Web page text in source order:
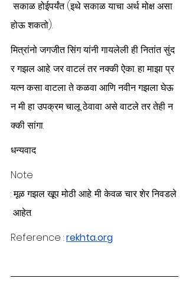
सकाळ होईपर्यंत (इथे सकाळ याचा अर्थ मोक्ष असा
होऊ शकतो).
मित्रांनो जगजीत सिंग यांनी गायलेली ही नितांत सुंद
र गझल आहे. जर वाटलं तर नक्की ऐका. हा माझा प्र
यत्न कसा वाटला ते कळवा आणि नवीन गझला घेऊ
न मी हा उपक्रम चालू ठेवावा असे वाटले तर तेही न
क्की सांगा.
धन्यवाद
Note
: मूळ गझल खूप मोठी आहे. मी केवळ चार शेर निवडले
आहेत.
Reference : rekhta.org